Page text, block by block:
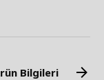
Bilgileri